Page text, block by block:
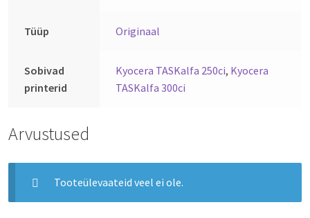
Tüüp Originaal
Sobivad
printerid
Kyocera TASKalfa 250ci, Kyocera
TASKalfa 300ci
Arvustused
Tooteülevaateid veel ei ole.